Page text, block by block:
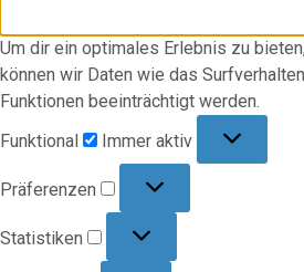
Um dir ein optimales Erlebnis zu
können wir Daten wie das
Funktionen beeinträchtigt werden.
Funktional
Immer aktiv
Präferenzen
Statistiken